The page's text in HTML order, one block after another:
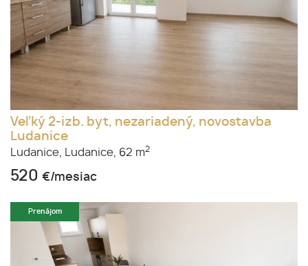
Veľký 2-izb. byt, nezariadený, novostavba
Ludanice
Ludanice, Ludanice, 62 m2
520 €/mesiac
Prenájom